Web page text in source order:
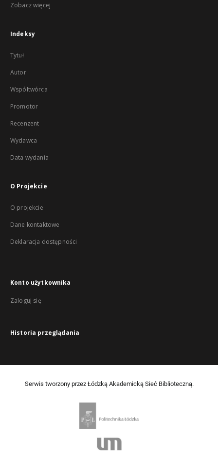
Zobacz więcej
Indeksy
Tytuł
Autor
Współtwórca
Promotor
Recenzent
Wydawca
Data wydania
O Projekcie
O projekcie
Dane kontaktowe
Deklaracja dostępności
Konto użytkownika
Zaloguj się
Historia przeglądania
Serwis tworzony przez Łódzką Akademicką Sieć Biblioteczną.